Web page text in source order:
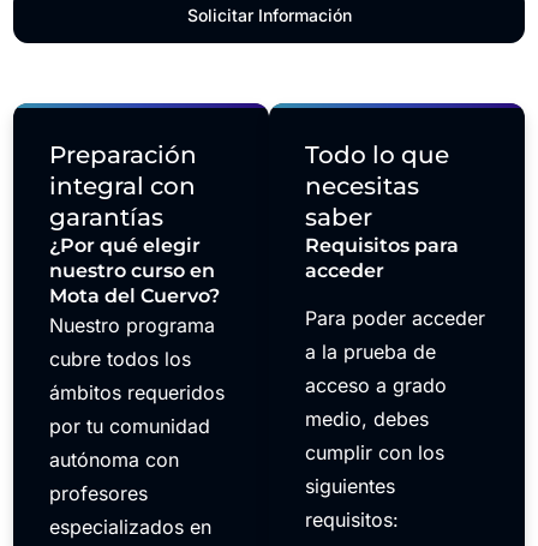
Preparación
integral con
garantías
¿Por qué elegir
nuestro curso en
Mota del Cuervo?
Nuestro programa
cubre todos los
ámbitos requeridos
por tu comunidad
autónoma con
profesores
especializados en
Todo lo que
necesitas
saber
Requisitos para
acceder
Para poder acceder
a la prueba de
acceso a grado
medio, debes
cumplir con los
siguientes
requisitos:
Solicitar Información